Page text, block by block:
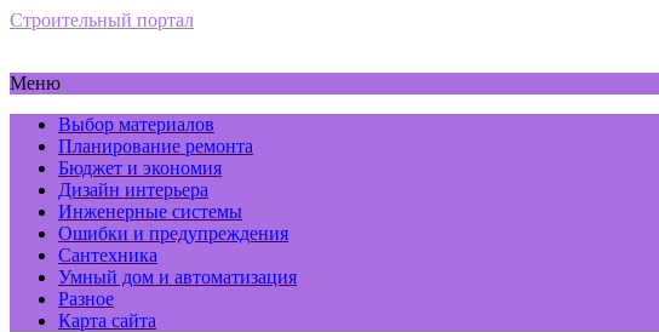
Строительный портал
Меню
Выбор материалов
Планирование ремонта
Бюджет и экономия
Дизайн интерьера
Инженерные системы
Ошибки и предупреждения
Сантехника
Умный дом и автоматизация
Разное
Карта сайта